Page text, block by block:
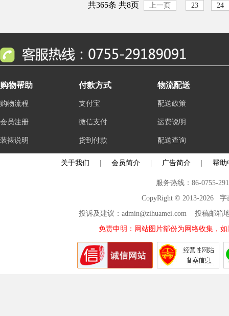
共365条 共8页 上一页 23 24
购物帮助
购物流程
会员注册
装裱说明
付款方式
支付宝
微信支付
货到付款
物流配送
配送政策
运费说明
配送查询
关于我们 会员简介 广告简介 帮助
服务热线：86-0755-
CopyRight © 2013-2026 字
投诉及建议：admin@zihuamei.com 投稿邮
免责申明：网站图片部份为网络收集，